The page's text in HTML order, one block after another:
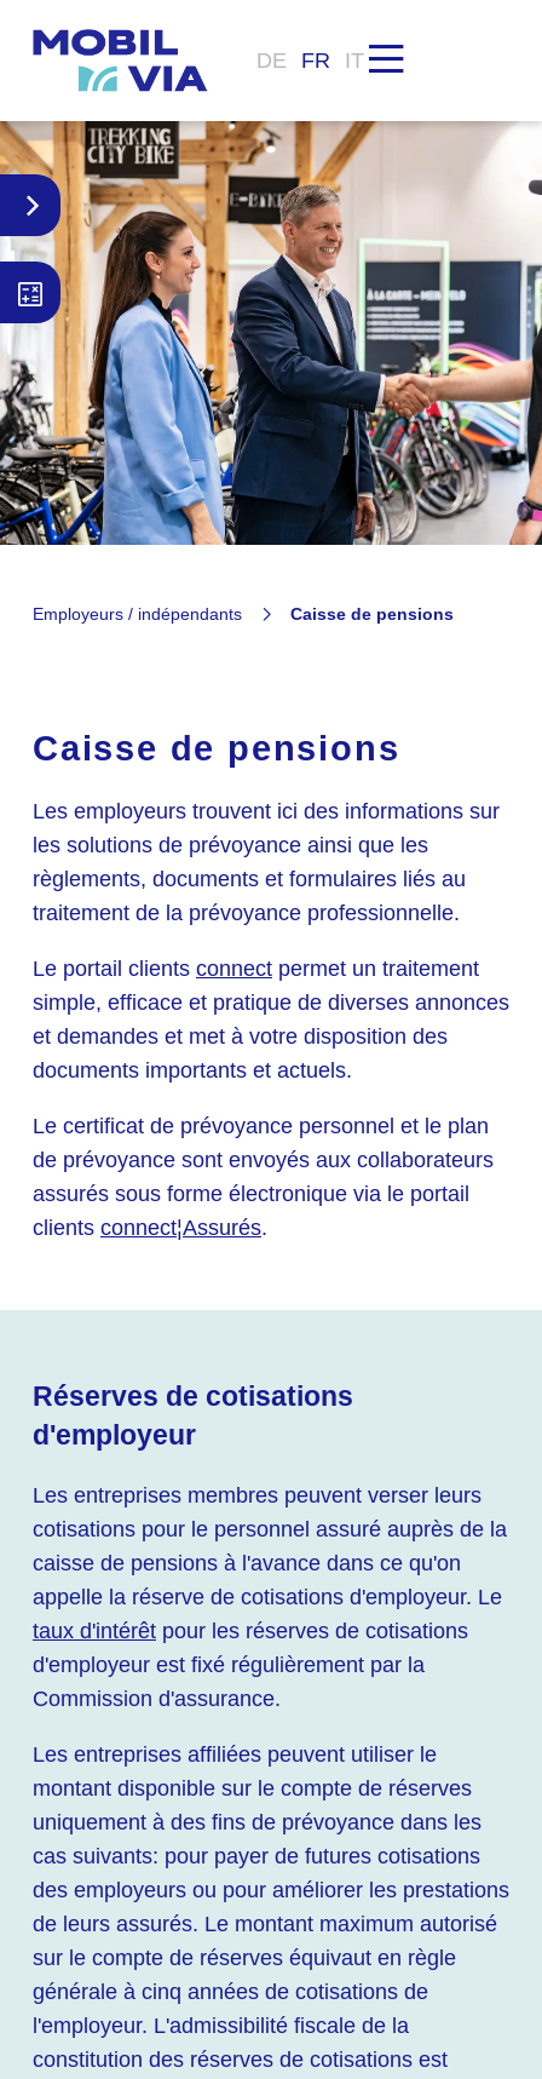
DE FR IT
Employeurs / indépendants Caisse de pensions
Caisse de pensions
Les employeurs trouvent ici des informations sur
les solutions de prévoyance ainsi que les
règlements, documents et formulaires liés au
traitement de la prévoyance professionnelle.
Le portail clients connect permet un traitement
simple, efficace et pratique de diverses annonces
et demandes et met à votre disposition des
documents importants et actuels.
Le certificat de prévoyance personnel et le plan
de prévoyance sont envoyés aux collaborateurs
assurés sous forme électronique via le portail
clients connect¦Assurés.
Réserves de cotisations
d'employeur
Les entreprises membres peuvent verser leurs
cotisations pour le personnel assuré auprès de la
caisse de pensions à l'avance dans ce qu'on
appelle la réserve de cotisations d'employeur. Le
taux d'intérêt pour les réserves de cotisations
d'employeur est fixé régulièrement par la
Commission d'assurance.
Les entreprises affiliées peuvent utiliser le
montant disponible sur le compte de réserves
uniquement à des fins de prévoyance dans les
cas suivants: pour payer de futures cotisations
des employeurs ou pour améliorer les prestations
de leurs assurés. Le montant maximum autorisé
sur le compte de réserves équivaut en règle
générale à cinq années de cotisations de
l'employeur. L'admissibilité fiscale de la
constitution des réserves de cotisations est